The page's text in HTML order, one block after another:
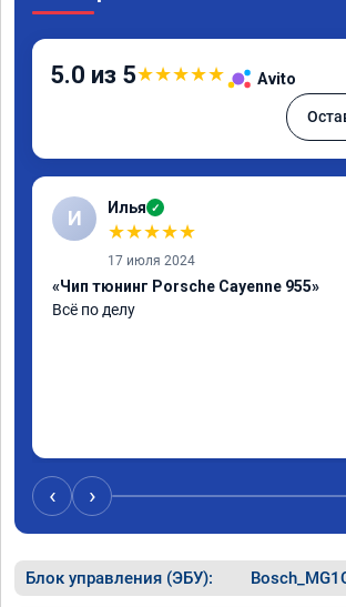
5.0 из 5★★★★★ Avito
И Илья ✓
★★★★★
17 июля 2024
«Чип тюнинг Porsche Cayenne 955»
Всё по делу
‹ ›
Блок управления (ЭБУ):